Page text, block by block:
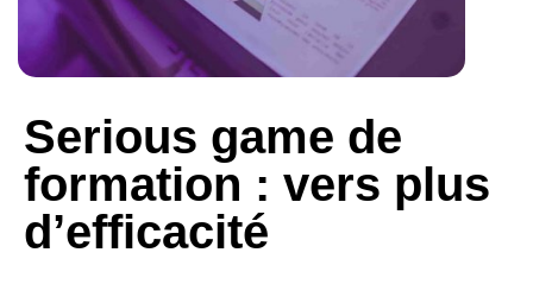
Serious game de
formation : vers plus
d’efficacité